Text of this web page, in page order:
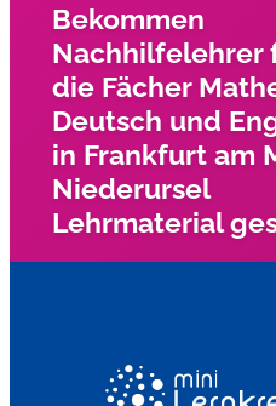
Unsere Nachhilfelehrer
Hause und geben
Bekommen
Nachhilfelehrer
die Fächer
Deutsch und
in Frankfurt am
Niederursel
Lehrmaterial
Arbeitsblätter und